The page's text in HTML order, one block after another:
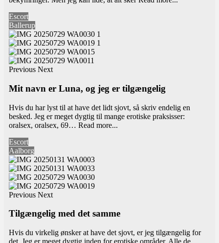
Escort
Ballerup
Previous Next
Mit navn er Luna, og jeg er tilgængelig
Hvis du har lyst til at have det lidt sjovt, så skriv endelig en
besked. Jeg er meget dygtig til mange erotiske praksisser:
oralsex, oralsex, 69… Read more...
Escort
Aalborg
Previous Next
Tilgængelig med det samme
Hvis du virkelig ønsker at have det sjovt, er jeg tilgængelig for
det. Jeg er meget dygtig inden for erotiske områder. Alle de